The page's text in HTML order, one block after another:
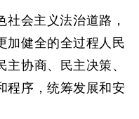
社会主义法治道路，
加健全的全过程人民
协商、民主决策、
程序，统筹发展和安